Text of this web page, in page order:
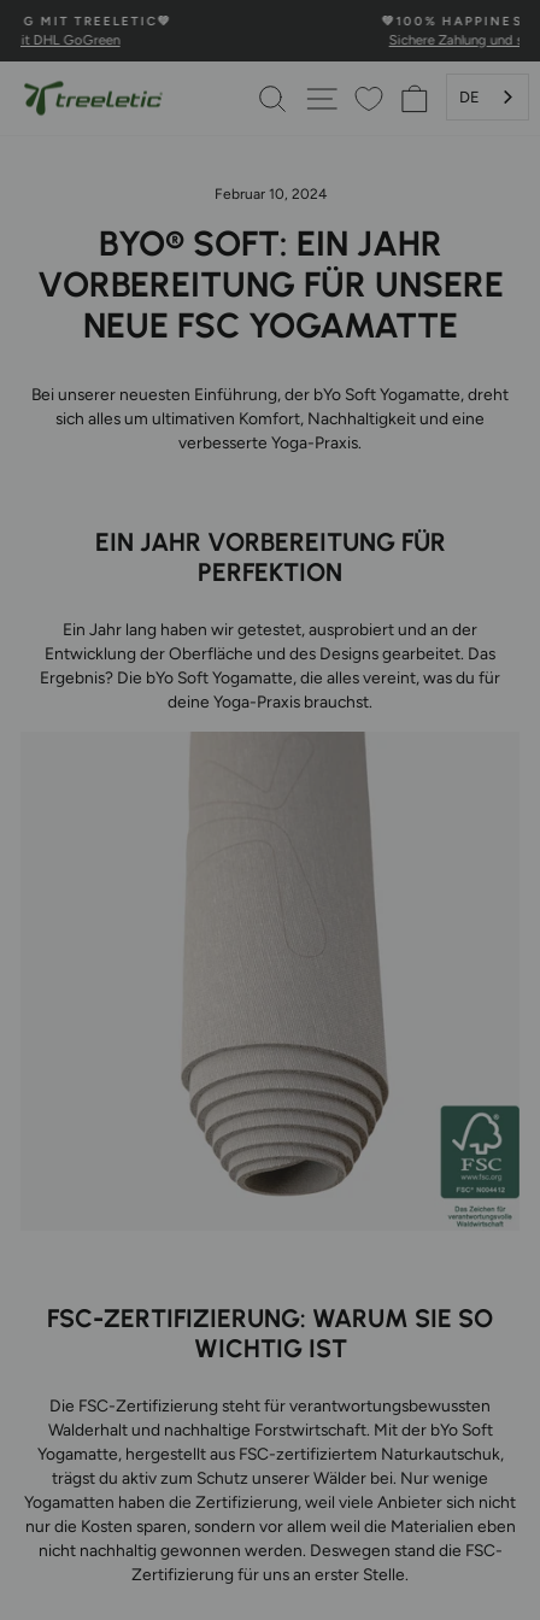
zum
Inhalt
💚100% HAPPINESS GARANTIE💚
Sichere Zahlung und schnelle Lieferung
SUCHE SEITENNAVIGATION
DE
Februar 10, 2024
BYO® SOFT: EIN JAHR
VORBEREITUNG FÜR UNSERE
NEUE FSC YOGAMATTE
Bei unserer neuesten Einführung, der bYo Soft Yogamatte, dreht
sich alles um ultimativen Komfort, Nachhaltigkeitund eine
verbesserte Yoga-Praxis.
EIN JAHR VORBEREITUNG FÜR
PERFEKTION
Ein Jahr lang haben wir getestet, ausprobiert und an der
Entwicklung der Oberfläche und des Designs gearbeitet. Das
Ergebnis? Die bYo Soft Yogamatte, die alles vereint, was du für
deine Yoga-Praxis brauchst.
FSC-ZERTIFIZIERUNG: WARUM SIE SO
WICHTIG IST
Die FSC-Zertifizierung steht für verantwortungsbewussten
Walderhalt und nachhaltige Forstwirtschaft. Mit der bYo Soft
Yogamatte, hergestellt aus FSC-zertifiziertem Naturkautschuk,
trägst du aktiv zum Schutz unserer Wälder bei. Nur wenige
Yogamatten haben die Zertifizierung, weil viele Anbieter sich nicht
nur die Kosten sparen, sondern vor allem weil die Materialien eben
nicht nachhaltig gewonnen werden. Deswegen stand die FSC-
Zertifizierung für uns an erster Stelle.